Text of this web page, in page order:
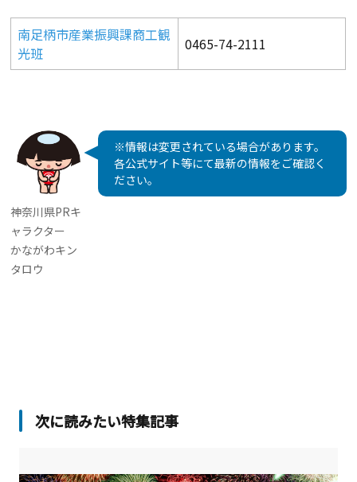
南足柄市産業振興課商工観
光班
0465-74-2111
神奈川県PRキ
ャラクター
かながわキン
タロウ
※情報は変更されている場合があります。
各公式サイト等にて最新の情報をご確認く
ださい。
次に読みたい特集記事